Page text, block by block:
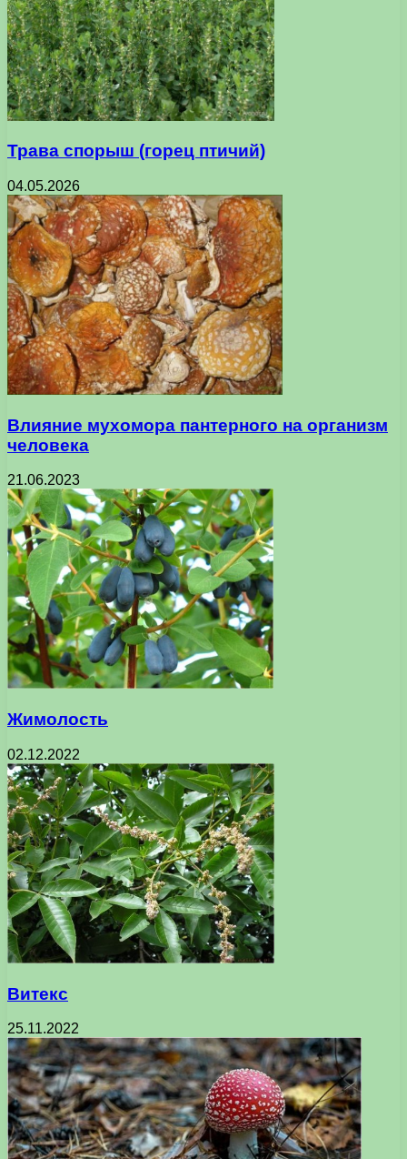
Трава спорыш (горец птичий)
04.05.2026
Влияние мухомора пантерного на организм
человека
21.06.2023
Жимолость
02.12.2022
Витекс
25.11.2022